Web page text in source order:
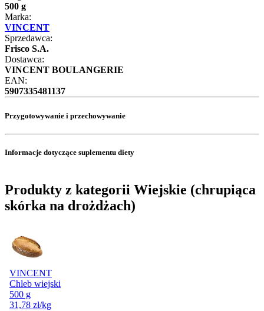
500 g
Marka:
VINCENT
Sprzedawca:
Frisco S.A.
Dostawca:
VINCENT BOULANGERIE
EAN:
5907335481137
Przygotowywanie i przechowywanie
Informacje dotyczące suplementu diety
Produkty z kategorii Wiejskie (chrupiąca
skórka na drożdżach)
VINCENT
Chleb wiejski
500 g
31,78 zł/kg